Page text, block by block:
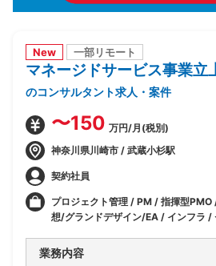
New 一部リモート
マネージドサービス事業立
のコンサルタント求人・案件
〜150 万円/月(税別)
神奈川県川崎市 / 武蔵小杉駅
契約社員
プロジェクト管理 / PM / 指揮型
想/グランドデザイン/EA / インフラ /
業務内容